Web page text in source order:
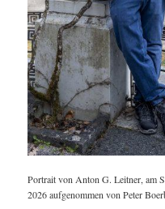
Portrait von Anton G. Leitner, am
2026 aufgenommen von Peter